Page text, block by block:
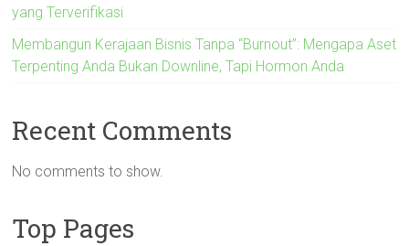
yang Terverifikasi
Membangun Kerajaan Bisnis Tanpa “Burnout”: Mengapa Aset
Terpenting Anda Bukan Downline, Tapi Hormon Anda
Recent Comments
No comments to show.
Top Pages